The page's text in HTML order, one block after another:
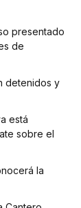
presentado
de
detenidos y
está
sobre el
la